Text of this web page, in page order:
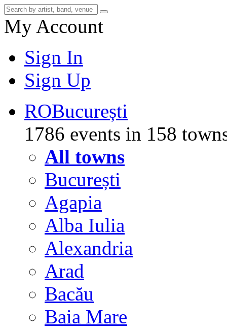
My Account
Sign In
Sign Up
ROBucurești
1786 events in 158
All towns
București
Agapia
Alba Iulia
Alexandria
Arad
Bacău
Baia Mare